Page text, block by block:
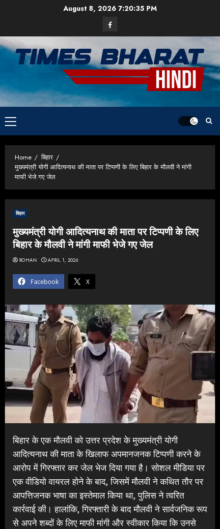
August 8, 2026 7:20:36 PM
Facebook
Primary
Menu
Home
बिहार
मुख्यमंत्री योगी आदित्यनाथ की माता पर टिप्पणी के लिए बिहार के मौलवी ने मांगी
माफी भेजे गए जेल
बिहार
मुख्यमंत्री योगी आदित्यनाथ की माता पर टिप्पणी के लिए
बिहार के मौलवी ने मांगी माफी भेजे गए जेल
Facebook X
ROHAN APRIL 1, 2026
बिहार के एक मौलवी को उत्तर प्रदेश के मुख्यमंत्री योगी
आदित्यनाथ की माता के खिलाफ अपमानजनक टिप्पणी करने के
आरोप में गिरफ्तार कर जेल भेज दिया गया है। सोशल मीडिया पर
एक वीडियो वायरल होने के बाद, जिसमें मौलवी ने कथित तौर पर
आपत्तिजनक भाषा का इस्तेमाल किया था, पुलिस ने त्वरित
कार्रवाई की। हालांकि, गिरफ्तारी के बाद मौलवी ने सार्वजनिक रूप
से अपने शब्दों के लिए माफी मांगी और स्वीकार किया कि उनसे